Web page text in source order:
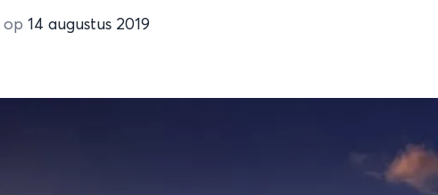
op 14 augustus 2019